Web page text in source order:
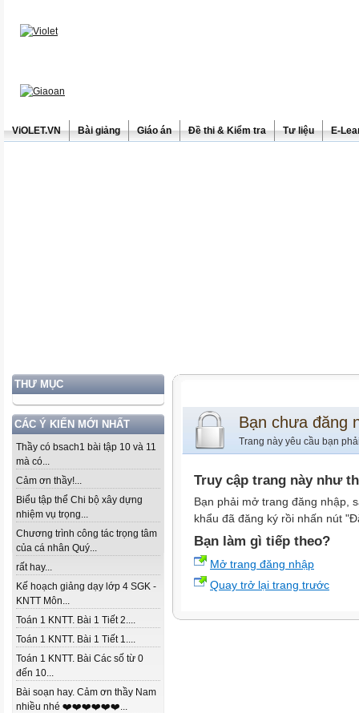
ViOLET.VN Bài giảng Giáo án Đề thi & Kiểm tra Tư liệu E-
THƯ MỤC
CÁC Ý KIẾN MỚI NHẤT
Thầy có bsach1 bài tập 10 và 11
mà có...
Cảm ơn thầy!...
Biểu tập thể Chi bộ xây dựng
nhiệm vụ trọng...
Chương trình công tác trọng tâm
của cá nhân Quý...
rất hay...
Kế hoạch giảng dạy lớp 4 SGK -
KNTT Môn...
Toán 1 KNTT. Bài 1 Tiết 2....
Toán 1 KNTT. Bài 1 Tiết 1....
Toán 1 KNTT. Bài Các số từ 0
đến 10...
Bài soạn hay. Cảm ơn thầy Nam
nhiều nhé ❤️❤️❤️❤️❤️❤️...
Bạn chưa đăng
Trang này yêu cầu bạn
Truy cập trang này như
Bạn phải mở trang đăng nhập,
khẩu đã đăng ký rồi nhấn nút
Bạn làm gì tiếp theo?
Mở trang đăng nhập
Quay trở lại trang trước